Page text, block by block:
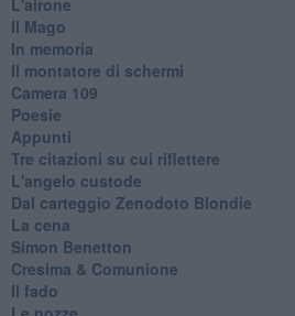
Il Mago
In memoria
Il montatore di schermi
Camera 109
Poesie
Appunti
Tre citazioni su cui riflettere
L'angelo custode
Dal carteggio Zenodoto Blondie
La cena
Simon Benetton
Cresima & Comunione
Il fado